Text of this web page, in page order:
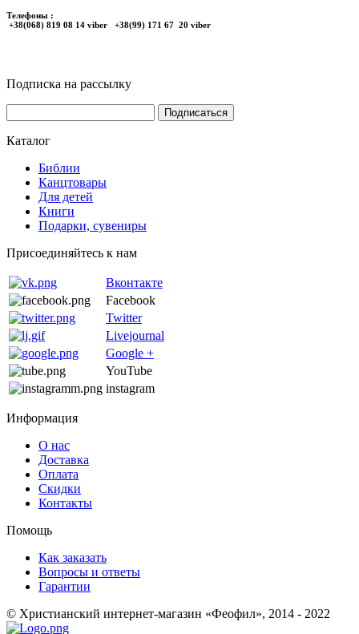
Телефоны :
+38(068) 819 08 14 viber +38(99) 171 67 20 viber
Подписка на рассылку
Каталог
Библии
Канцтовары
Для детей
Книги
Подарки, сувениры
Присоединяйтесь к нам
Вконтакте
Facebook
Twitter
Livejournal
Google +
YouTube
instagram
Информация
О нас
Доставка
Оплата
Скидки
Контакты
Помощь
Как заказать
Вопросы и ответы
Гарантии
© Христианский интернет-магазин «Феофил», 2014 - 2022